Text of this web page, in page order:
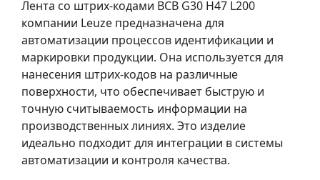
Лента со штрих-кодами BCB G30 H47 L200
компании Leuze предназначена для
автоматизации процессов идентификации и
маркировки продукции. Она используется для
нанесения штрих-кодов на различные
поверхности, что обеспечивает быструю и
точную считываемость информации на
производственных линиях. Это изделие
идеально подходит для интеграции в системы
автоматизации и контроля качества.